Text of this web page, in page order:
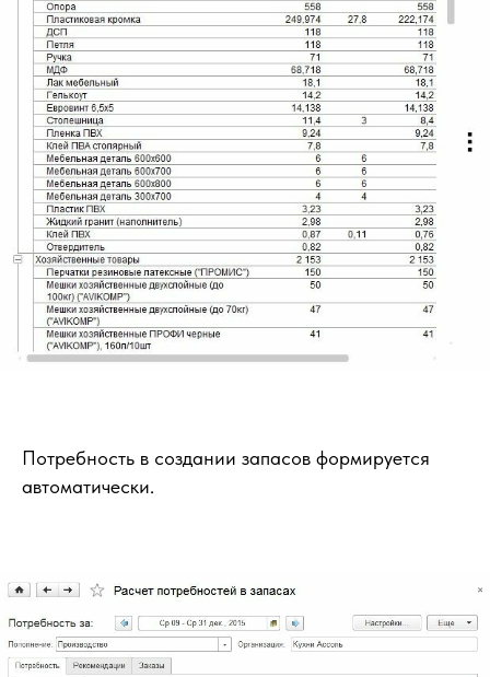
Потребность в создании запасов формируется
автоматически.